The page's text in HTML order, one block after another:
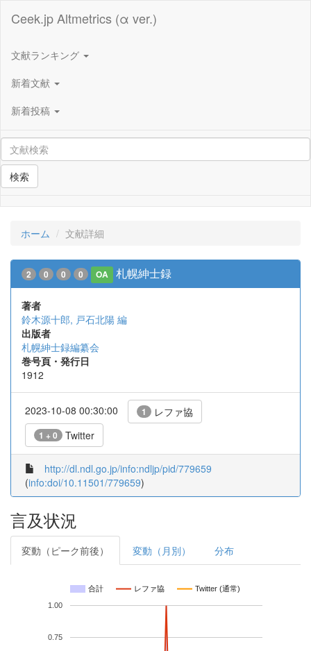
Ceek.jp Altmetrics (α ver.)
文献ランキング
新着文献
新着投稿
検索
ホーム 文献詳細
2 0 0 0 OA 札幌紳士録
著者
鈴木源十郎, 戸石北陽 編
出版者
札幌紳士録編纂会
巻号頁・発行日
1912
2023-10-08 00:30:00 1 レファ協
1 + 0 Twitter
http://dl.ndl.go.jp/info:ndljp/pid/779659
(info:doi/10.11501/779659)
言及状況
変動（ピーク前後） 変動（月別） 分布
合計 レファ協 Twitter (通常)
0.75
1.00